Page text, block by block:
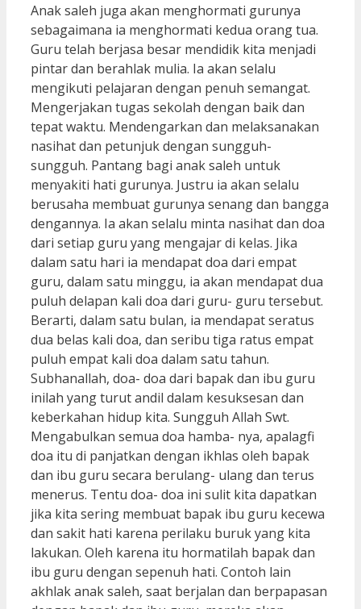
Anak saleh juga akan menghormati gurunya
sebagaimana ia menghormati kedua orang tua.
Guru telah berjasa besar mendidik kita menjadi
pintar dan berahlak mulia. Ia akan selalu
mengikuti pelajaran dengan penuh semangat.
Mengerjakan tugas sekolah dengan baik dan
tepat waktu. Mendengarkan dan melaksanakan
nasihat dan petunjuk dengan sungguh-
sungguh. Pantang bagi anak saleh untuk
menyakiti hati gurunya. Justru ia akan selalu
berusaha membuat gurunya senang dan bangga
dengannya. Ia akan selalu minta nasihat dan doa
dari setiap guru yang mengajar di kelas. Jika
dalam satu hari ia mendapat doa dari empat
guru, dalam satu minggu, ia akan mendapat dua
puluh delapan kali doa dari guru- guru tersebut.
Berarti, dalam satu bulan, ia mendapat seratus
dua belas kali doa, dan seribu tiga ratus empat
puluh empat kali doa dalam satu tahun.
Subhanallah, doa- doa dari bapak dan ibu guru
inilah yang turut andil dalam kesuksesan dan
keberkahan hidup kita. Sungguh Allah Swt.
Mengabulkan semua doa hamba- nya, apalagfi
doa itu di panjatkan dengan ikhlas oleh bapak
dan ibu guru secara berulang- ulang dan terus
menerus. Tentu doa- doa ini sulit kita dapatkan
jika kita sering membuat bapak ibu guru kecewa
dan sakit hati karena perilaku buruk yang kita
lakukan. Oleh karena itu hormatilah bapak dan
ibu guru dengan sepenuh hati. Contoh lain
akhlak anak saleh, saat berjalan dan berpapasan